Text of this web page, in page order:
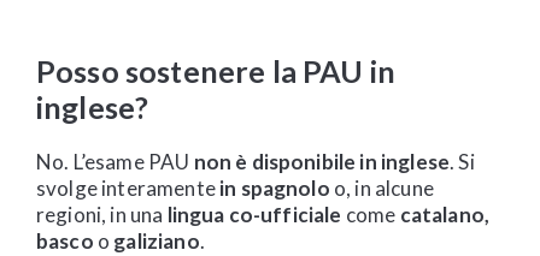
Posso sostenere la PAU in
inglese?
No. L’esame PAU non è disponibile in inglese. Si
svolge interamentein spagnolo o, in alcune
regioni, in una lingua co-ufficiale come catalano,
basco o galiziano.